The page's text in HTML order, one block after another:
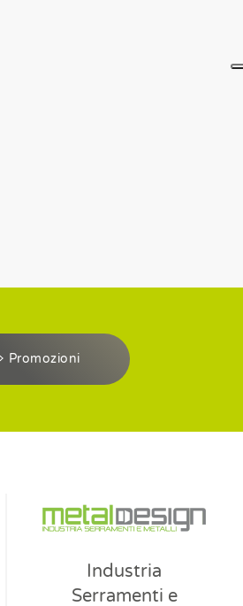
Promozioni
Industria
Serramenti e